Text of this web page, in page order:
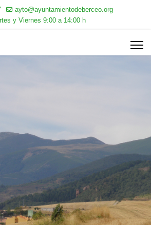
ayto@ayuntamientodeberceo.org
y Viernes 9:00 a 14:00 h